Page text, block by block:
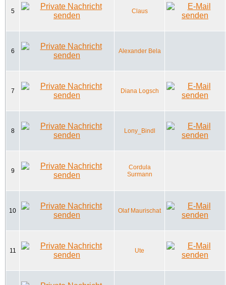
5 Claus
6 Alexander Bela
7 Diana Logsch
8 Lony_Bindl
9
Cordula
Surmann
10 Olaf Maurischat
11 Ute